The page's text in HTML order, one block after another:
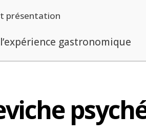
présentation
gastronomique